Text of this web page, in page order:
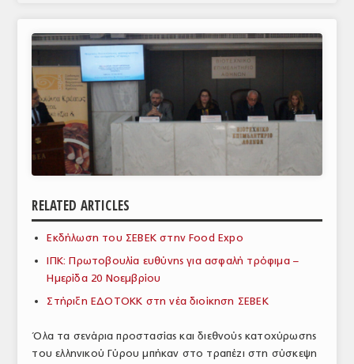
ΕΙΔΗΣΕΙΣ
ΕΥΡΩΠΑΪΚΕΣ ΑΠΟΦΑΣΕΙΣ
ΘΕΜΑΤΑ
ΕΜΠΟΡΙΚΟΣ ΚΑΤΑΛΟΓΟΣ
ΠΑΡΑΓΩΓΗ & ΕΜΠΟΡΙΑ
ΣΦΑΓΕΙΑ
ΠΡΩΤΕΣ ΥΛΕΣ
ΕΞΟΠΛΙΣΜΟΣ
RELATED ARTICLES
Εκδήλωση του ΣΕΒΕΚ στην Food Expo
ΙΠΚ: Πρωτοβουλία ευθύνης για ασφαλή τρόφιμα –
Ημερίδα 20 Νοεμβρίου
Στήριξη ΕΔΟΤΟΚΚ στη νέα διοίκηση ΣΕΒΕΚ
Όλα τα σενάρια προστασίας και διεθνούς κατοχύρωσης
του ελληνικού Γύρου μπήκαν στο τραπέζι στη σύσκεψη